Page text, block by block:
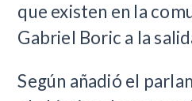
que existen en la
Gabriel Boric a la
Según añadió el